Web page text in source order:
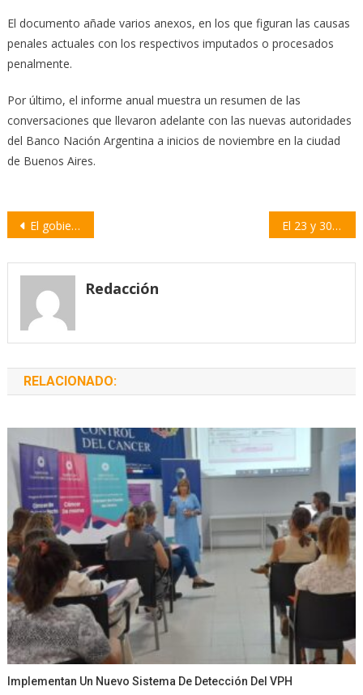
El documento añade varios anexos, en los que figuran las causas
penales actuales con los respectivos imputados o procesados
penalmente.
Por último, el informe anual muestra un resumen de las
conversaciones que llevaron adelante con las nuevas autoridades
del Banco Nación Argentina a inicios de noviembre en la ciudad
de Buenos Aires.
Navegación
entradas
El gobierno nacional prepara aumentos para el gas natural El 23 y 30 de diciembre habrá asueto para la administración pública
Redacción
RELACIONADO:
Implementan Un Nuevo Sistema De Detección Del VPH